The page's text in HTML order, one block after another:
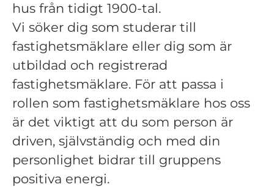
hus från tidigt 1900-tal.
Vi söker dig som studerar till
fastighetsmäklare eller dig som är
utbildad och registrerad
fastighetsmäklare. För att passa i
rollen som fastighetsmäklare hos oss
är det viktigt att du som person är
driven, självständig och med din
personlighet bidrar till gruppens
positiva energi.